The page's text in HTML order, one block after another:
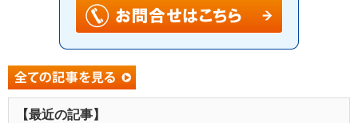
【最近の記事】